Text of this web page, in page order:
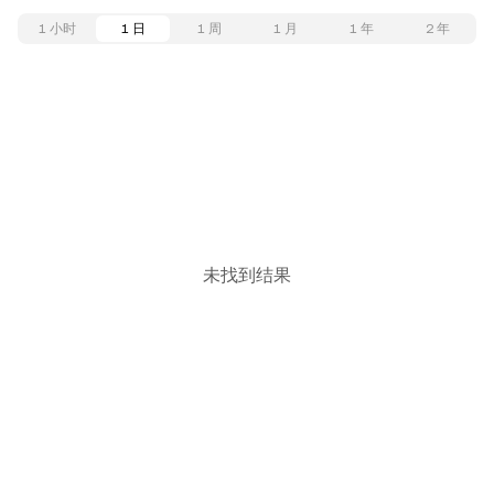
1 小时 1 日 1 周 1 月 1 年 2 年
未找到结果